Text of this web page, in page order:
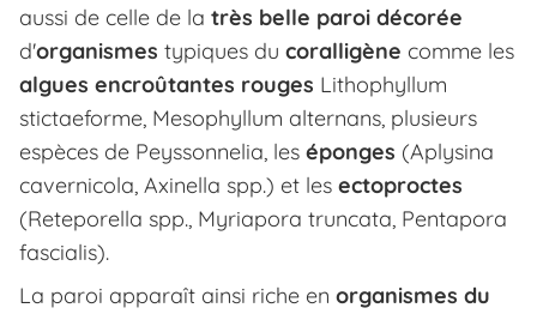
aussi de celle de la très belle paroi décorée
d'organismes typiques du coralligène comme les
algues encroûtantes rouges Lithophyllum
stictaeforme, Mesophyllum alternans, plusieurs
espèces de Peyssonnelia, les éponges (Aplysina
cavernicola, Axinella spp.) et les ectoproctes
(Reteporella spp., Myriapora truncata, Pentapora
fascialis).
La paroi apparaît ainsi riche en organismes du